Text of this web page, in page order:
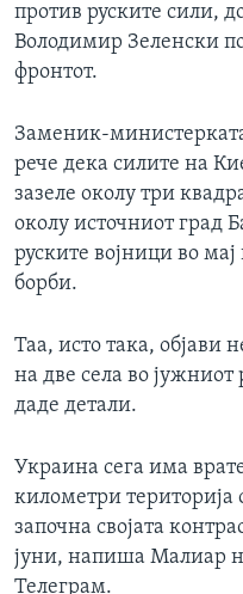
против руските сили,
Володимир Зеленски
фронтот.
Заменик-
рече дека силите на
зазеле околу три
околу источниот град
руските војници во
борби.
Таа, исто така, објави
на две села во
даде детали.
Украина сега има
километри територија
започна својата
јуни, напиша Малиар
Телеграм.